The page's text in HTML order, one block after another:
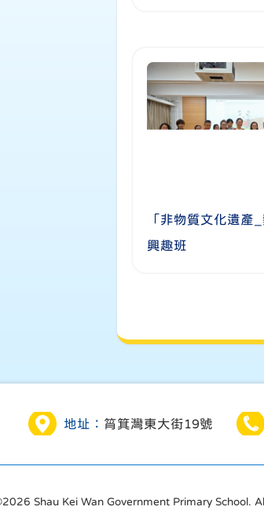
「非物質文化遺產
興趣班
地址： 筲箕灣東大街19號
2026 Shau Kei Wan Government Primary School.